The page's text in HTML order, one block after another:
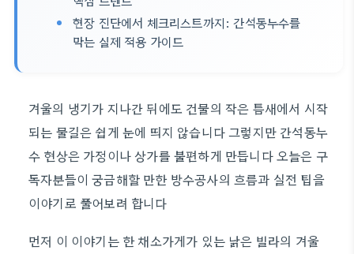
현장 진단에서 체크리스트까지: 간석동누수를
막는 실제 적용 가이드
겨울의 냉기가 지나간 뒤에도 건물의 작은 틈새에서 시작
되는 물길은 쉽게 눈에 띄지 않습니다 그렇지만 간석동누
수 현상은 가정이나 상가를 불편하게 만듭니다 오늘은 구
독자분들이 궁금해할 만한 방수공사의 흐름과 실전 팁을
이야기로 풀어보려 합니다
먼저 이 이야기는 한 채소가게가 있는 낡은 빌라의 겨울